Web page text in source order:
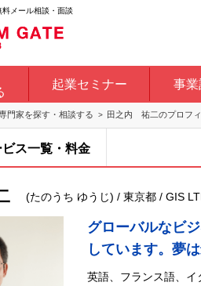
メール相談・面談
起業セミナー 事
門家を探す・相談する 田之内 祐二のプロフ
ス一覧・料金
(たのうち ゆうじ) / 東京都 / GIS
グローバルなビ
しています。夢
英語、フランス語、